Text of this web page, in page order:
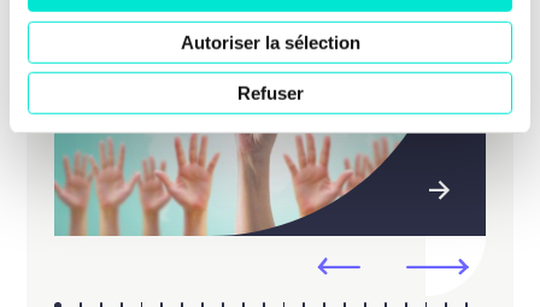
Autoriser la sélection
Refuser